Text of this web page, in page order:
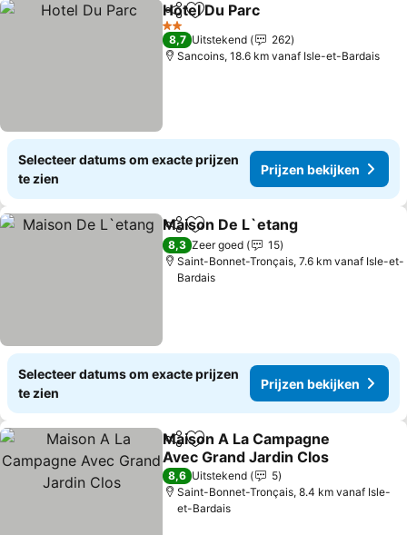
DelenToevoegen aan favorieten
Hotel Du Parc
2 Sterren
8,7 Uitstekend
262
Sancoins, 18.6 km vanaf Isle-et-Bardais
Selecteer datums om exacte prijzen
te zien
Prijzen bekijken
DelenToevoegen aan favorieten
Maison De L`etang
8,3 Zeer goed
15
Saint-Bonnet-Tronçais, 7.6 km vanaf Isle-et-
Bardais
Selecteer datums om exacte prijzen
te zien
Prijzen bekijken
DelenToevoegen aan favorieten
Maison A La Campagne
Avec Grand Jardin Clos
Prijzen bekijken
8,6 Uitstekend
5
Saint-Bonnet-Tronçais, 8.4 km vanaf Isle-
et-Bardais